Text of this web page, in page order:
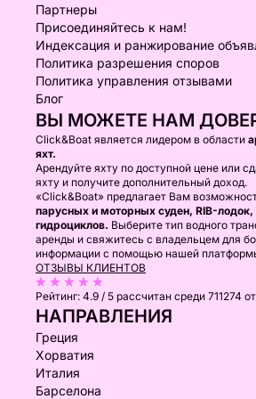
Партнеры
Присоединяйтесь к нам!
Индексация и ранжирование
Политика разрешения споров
Политика управления отзывами
Блог
ВЫ МОЖЕТЕ НАМ
Click&Boat является лидером в области
яхт.
Арендуйте яхту по доступной цене или
яхту и получите дополнительный доход.
«Click&Boat» предлагает Вам
парусных и моторных суден, RIB-
гидроциклов. Выберите тип водного
аренды и свяжитесь с владельцем для
информации с помощью нашей
ОТЗЫВЫ КЛИЕНТОВ
Рейтинг: 4.9 / 5 рассчитан среди 711274
НАПРАВЛЕНИЯ
Греция
Хорватия
Италия
Барселона